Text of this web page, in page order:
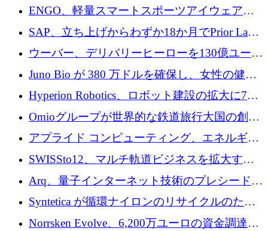
ットフォームを拡大するために 300 万ユーロ
のプレシードをクローズ
ENGO、軽量スマートスポーツアイウェアの
進歩のために510万ユーロを調達
SAP、立ち上げからわずか18か月でPrior Labs
を10億ユーロ以上の契約で買収
ウーバー、デリバリーヒーローを130億ユーロ
の契約で買収、99か国にまたがるプラットフ
ォームを構築
Juno Bio が 380 万ドルを確保し、女性の健康
専用の初のシーケンスラボを開設
Hyperion Robotics、ロボット建設の拡大に740
万ドルを確保
Omioグループが世界的な鉄道旅行大国の創設
を目指してRail Europeを買収
アプライド コンピューティング、エネルギー
向け基盤 AI の拡張に 2,000 万ドルを調達
SWISSto12、マルチ軌道ビジネスを拡大する
ためにシリーズCで7,000万ドルを調達
Arq、量子インターネット技術のプレシードと
して140万ドルを確保
Syntetica が循環ナイロンのリサイクルのため
にシリーズ A で 3,000 万ドルを調達
Norrsken Evolve、6,200万ユーロの資金調達